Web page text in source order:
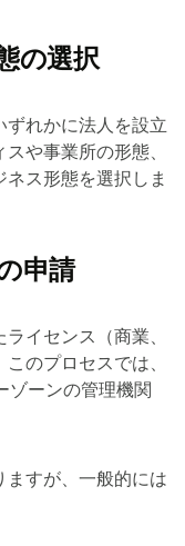
の選択
ずれかに法人を設立
や事業所の形態、
ス形態を選択しま
申請
イセンス（商業、
のプロセスでは、
ゾーンの管理機関
ますが、一般的には